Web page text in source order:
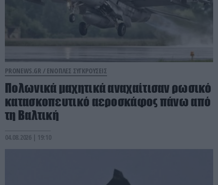
PRONEWS.GR / ΕΝΟΠΛΕΣ ΣΥΓΚΡΟΥΣΕΙΣ
Πολωνικά μαχητικά αναχαίτισαν ρωσικό
κατασκοπευτικό αεροσκάφος πάνω από
τη Βαλτική
04.08.2026 | 19:10